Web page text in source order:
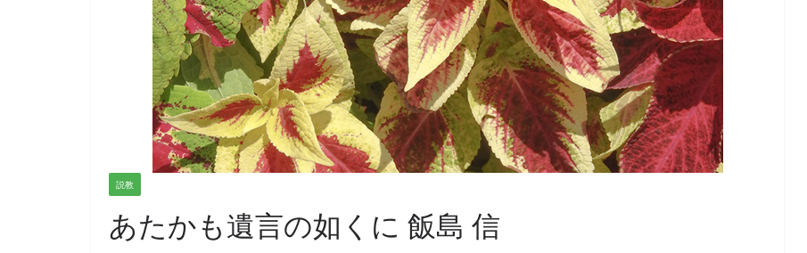
説教
あたかも遺言の如くに 飯島 信